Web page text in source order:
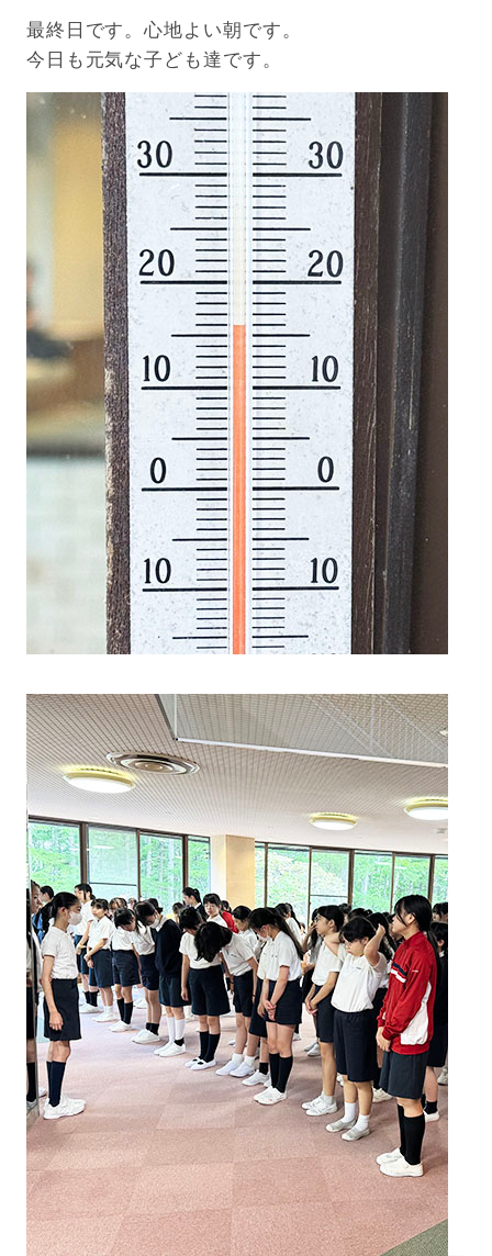
最終日です。心地よい朝です。
今日も元気な子ども達です。